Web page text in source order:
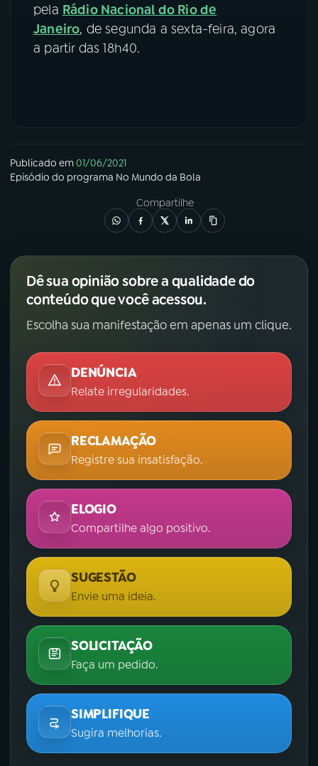
pela Rádio Nacional do Rio de
Janeiro, de segunda a sexta-feira, agora
a partir das 18h40.
Publicado em01/06/2021
Episódio do programa No Mundo da Bola
Compartilhe
Dê sua opinião sobre a qualidade do
conteúdo que você acessou.
Escolha sua manifestação em apenas um clique.
DENÚNCIA
Relate irregularidades.
RECLAMAÇÃO
Registre sua insatisfação.
ELOGIO
Compartilhe algo positivo.
SUGESTÃO
Envie uma ideia.
SOLICITAÇÃO
Faça um pedido.
SIMPLIFIQUE
Sugira melhorias.